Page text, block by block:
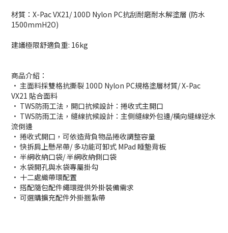
材質：X-Pac VX21/ 100D Nylon PC抗刮耐磨耐水解塗層 (防水
1500mmH2O)
建議極限舒適負重: 16kg
商品介紹：
• 主面料採雙格抗撕裂 100D Nylon PC規格塗層材質/ X-Pac
VX21 貼合面料
• TWS防雨工法，開口抗候設計：捲收式主開口
• TWS防雨工法，縫線抗候設計：主側縫線外包邊/橫向縫線逆水
流倒邊
• 捲收式開口，可依造背負物品捲收調整容量
• 快拆肩上懸吊帶/ 多功能可卸式 MPad 睡墊背板
• 半網收納口袋/ 半網收納側口袋
• 水袋開孔與水袋專屬掛勾
• 十二處織帶環配置
• 搭配隨包配件繩環提供外掛裝備需求
• 可選購擴充配件外掛捆紮帶